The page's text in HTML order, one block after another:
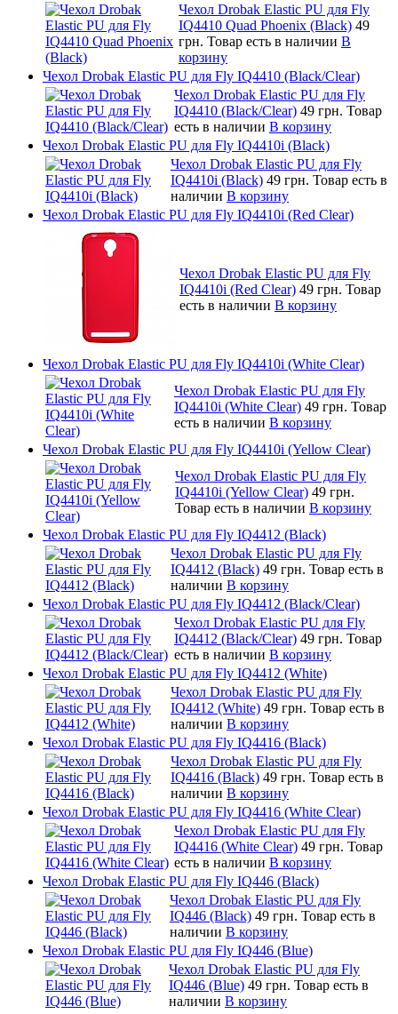
Чехол Drobak Elastic PU для Fly
IQ4410 Quad Phoenix (Black) 49
грн. Товар есть в наличии В
корзину
Чехол Drobak Elastic PU для Fly IQ4410 (Black/Clear)
Чехол Drobak Elastic PU для Fly
IQ4410 (Black/Clear) 49 грн. Товар
есть в наличии В корзину
Чехол Drobak Elastic PU для Fly IQ4410i (Black)
Чехол Drobak Elastic PU для Fly
IQ4410i (Black) 49 грн. Товар есть в
наличии В корзину
Чехол Drobak Elastic PU для Fly IQ4410i (Red Clear)
Чехол Drobak Elastic PU для Fly
IQ4410i (Red Clear) 49 грн. Товар
есть в наличии В корзину
Чехол Drobak Elastic PU для Fly IQ4410i (White Clear)
Чехол Drobak Elastic PU для Fly
IQ4410i (White Clear) 49 грн. Товар
есть в наличии В корзину
Чехол Drobak Elastic PU для Fly IQ4410i (Yellow Clear)
Чехол Drobak Elastic PU для Fly
IQ4410i (Yellow Clear) 49 грн.
Товар есть в наличии В корзину
Чехол Drobak Elastic PU для Fly IQ4412 (Black)
Чехол Drobak Elastic PU для Fly
IQ4412 (Black) 49 грн. Товар есть в
наличии В корзину
Чехол Drobak Elastic PU для Fly IQ4412 (Black/Clear)
Чехол Drobak Elastic PU для Fly
IQ4412 (Black/Clear) 49 грн. Товар
есть в наличии В корзину
Чехол Drobak Elastic PU для Fly IQ4412 (White)
Чехол Drobak Elastic PU для Fly
IQ4412 (White) 49 грн. Товар есть в
наличии В корзину
Чехол Drobak Elastic PU для Fly IQ4416 (Black)
Чехол Drobak Elastic PU для Fly
IQ4416 (Black) 49 грн. Товар есть в
наличии В корзину
Чехол Drobak Elastic PU для Fly IQ4416 (White Clear)
Чехол Drobak Elastic PU для Fly
IQ4416 (White Clear) 49 грн. Товар
есть в наличии В корзину
Чехол Drobak Elastic PU для Fly IQ446 (Black)
Чехол Drobak Elastic PU для Fly
IQ446 (Black) 49 грн. Товар есть в
наличии В корзину
Чехол Drobak Elastic PU для Fly IQ446 (Blue)
Чехол Drobak Elastic PU для Fly
IQ446 (Blue) 49 грн. Товар есть в
наличии В корзину